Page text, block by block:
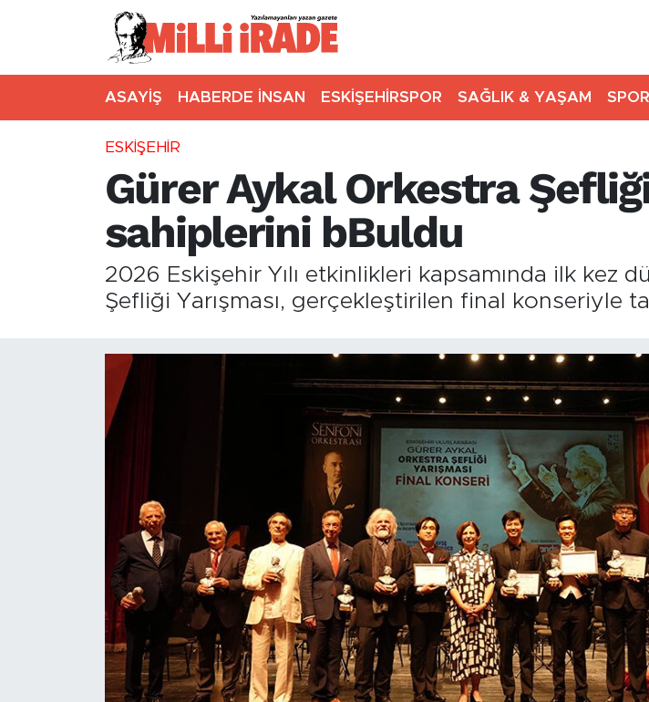
ASAYİŞ HABERDE İNSAN ESKİŞEHİRSPOR SAĞLIK & YAŞAM SPOR
ESKİŞEHİR
Gürer Aykal Orkestra
sahiplerini bBuldu
2026 Eskişehir Yılı etkinlikleri kapsamında ilk kez
Şefliği Yarışması, gerçekleştirilen final konseriyle